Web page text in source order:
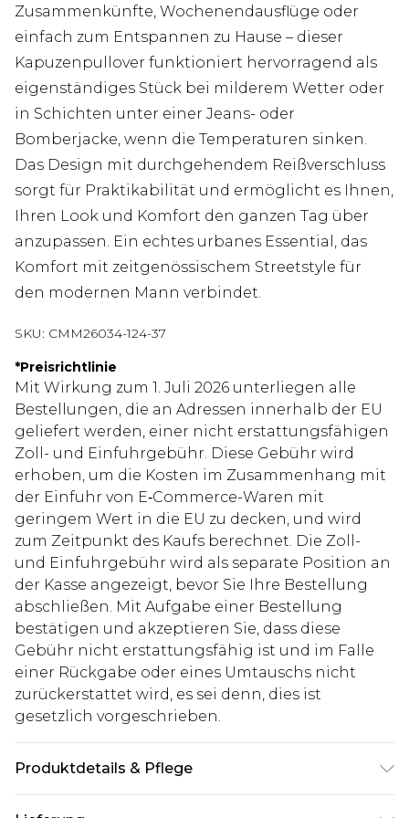
Zusammenkünfte, Wochenendausflüge oder
einfach zum Entspannen zu Hause – dieser
Kapuzenpullover funktioniert hervorragend als
eigenständiges Stück bei milderem Wetter oder
in Schichten unter einer Jeans- oder
Bomberjacke, wenn die Temperaturen sinken.
Das Design mit durchgehendem Reißverschluss
sorgt für Praktikabilität und ermöglicht es Ihnen,
Ihren Look und Komfort den ganzen Tag über
anzupassen. Ein echtes urbanes Essential, das
Komfort mit zeitgenössischem Streetstyle für
den modernen Mann verbindet.
SKU: CMM26034-124-37
*Preisrichtlinie
Mit Wirkung zum 1. Juli 2026 unterliegen alle
Bestellungen, die an Adressen innerhalb der EU
geliefert werden, einer nicht erstattungsfähigen
Zoll- und Einfuhrgebühr. Diese Gebühr wird
erhoben, um die Kosten im Zusammenhang mit
der Einfuhr von E‑Commerce-Waren mit
geringem Wert in die EU zu decken, und wird
zum Zeitpunkt des Kaufs berechnet. Die Zoll-
und Einfuhrgebühr wird als separate Position an
der Kasse angezeigt, bevor Sie Ihre Bestellung
abschließen. Mit Aufgabe einer Bestellung
bestätigen und akzeptieren Sie, dass diese
Gebühr nicht erstattungsfähig ist und im Falle
einer Rückgabe oder eines Umtauschs nicht
zurückerstattet wird, es sei denn, dies ist
gesetzlich vorgeschrieben.
Produktdetails & Pflege